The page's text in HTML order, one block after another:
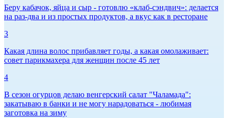
Беру кабачок, яйца и сыр - готовлю «клаб-сэндвич»: делается
на раз-два и из простых продуктов, а вкус как в ресторане
3
Какая длина волос прибавляет годы, а какая омолаживает:
совет парикмахера для женщин после 45 лет
4
В сезон огурцов делаю венгерский салат "Чаламада":
закатываю в банки и не могу нарадоваться - любимая
заготовка на зиму